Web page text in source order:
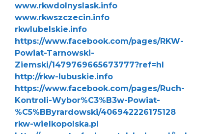
www.rkwdolnyslask.info
www.rkwszczecin.info
rkwlubelskie.info
https://www.facebook.com/pages/RKW-
Powiat-Tarnowski-
Ziemski/1479769665673777?ref=hl
http://rkw-lubuskie.info
https://www.facebook.com/pages/Ruch-
Kontroli-Wybor%C3%B3w-Powiat-
%C5%BByrardowski/406942226175128
rkw-wielkopolska.pl